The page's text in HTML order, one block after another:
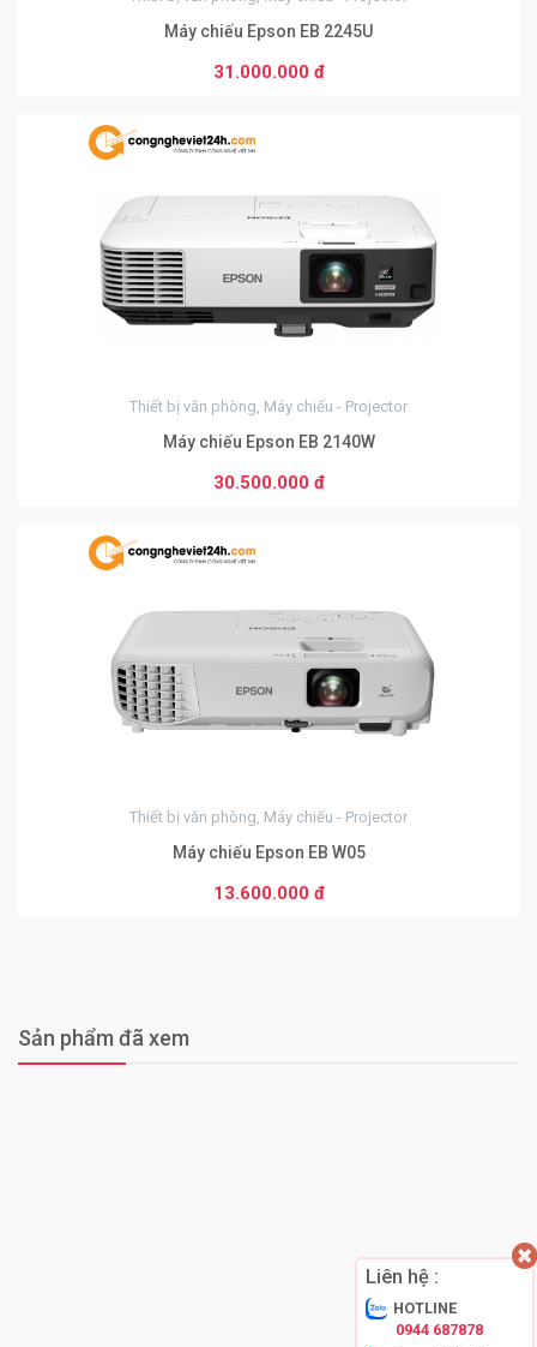
Liên hệ :
HOTLINE
0944 687878
Máy chiếu Epson EB 2245U
31.000.000 đ
Thiết bị văn phòng, Máy chiếu - Projector
Máy chiếu Epson EB 2140W
30.500.000 đ
Thiết bị văn phòng, Máy chiếu - Projector
Máy chiếu Epson EB W05
13.600.000 đ
Sản phẩm đã xem